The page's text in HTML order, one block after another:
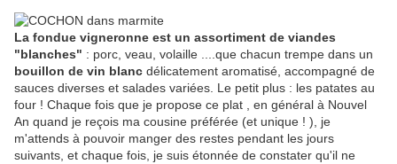
La fondue vigneronne est un assortiment de viandes
"blanches" : porc, veau, volaille ....que chacun trempe dans un
bouillon de vin blanc délicatement aromatisé, accompagné de
sauces diverses et salades variées. Le petit plus : les patates au
four ! Chaque fois que je propose ce plat , en général à Nouvel
An quand je reçois ma cousine préférée (et unique ! ), je
m'attends à pouvoir manger des restes pendant les jours
suivants, et chaque fois, je suis étonnée de constater qu'il ne